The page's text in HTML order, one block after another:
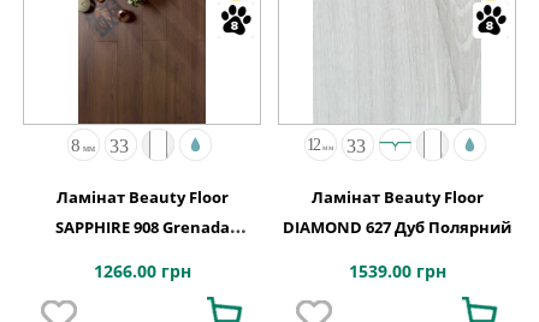
Ламінат Beauty Floor
SAPPHIRE 908 Grenada
1266.00 грн
Ламінат Beauty Floor
DIAMOND 627 Дуб Полярний
1539.00 грн